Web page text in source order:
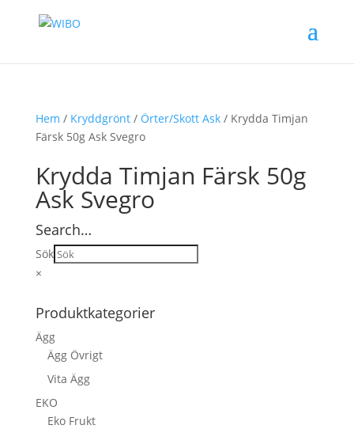
Hem / Kryddgrönt/ Örter/Skott Ask/ Krydda Timjan
Färsk 50g Ask Svegro
Krydda Timjan Färsk 50g
Ask Svegro
Search…
Sök
×
Produktkategorier
Ägg
Ägg Övrigt
Vita Ägg
EKO
Eko Frukt